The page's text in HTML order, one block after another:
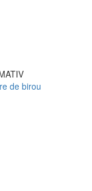
de birou